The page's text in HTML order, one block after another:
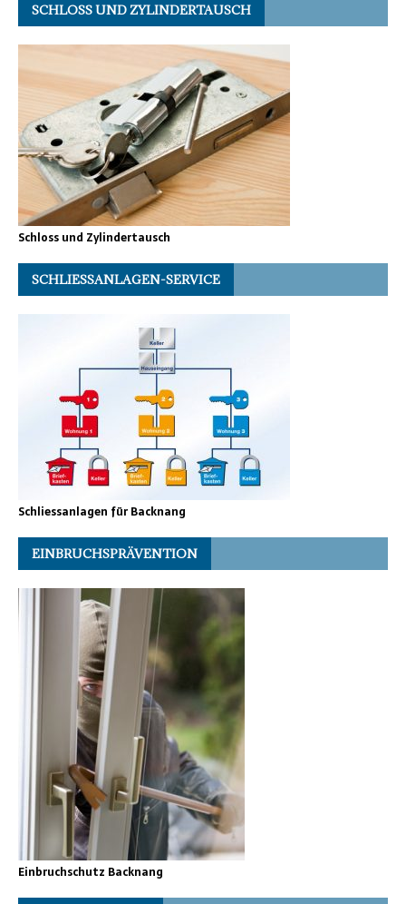
SCHLOSS UND ZYLINDERTAUSCH
Schloss und Zylindertausch
SCHLIESSANLAGEN-SERVICE
Schliessanlagen für Backnang
EINBRUCHSPRÄVENTION
Einbruchschutz Backnang